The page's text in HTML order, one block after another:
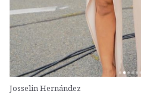
Josselin Hernández